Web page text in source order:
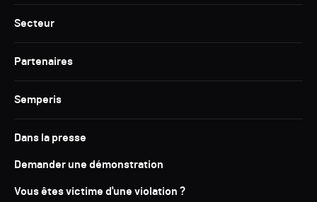
Secteur
Partenaires
Semperis
Dans la presse
Demander une démonstration
Vous êtes victime d'une violation ?